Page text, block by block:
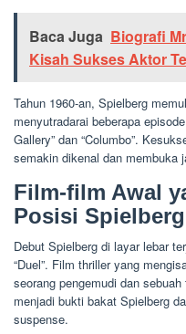
Baca Juga Biografi
Kisah Sukses Aktor
Tahun 1960-an, Spielberg
menyutradarai beberapa
Gallery” dan “Columbo”.
semakin dikenal dan membuka
Film-film Awal
Posisi Spielberg
Debut Spielberg di layar lebar
“Duel”. Film thriller yang
seorang pengemudi dan
menjadi bukti bakat Spielberg
suspense.